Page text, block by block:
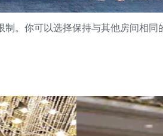
。你可以选择保持与其他房间相